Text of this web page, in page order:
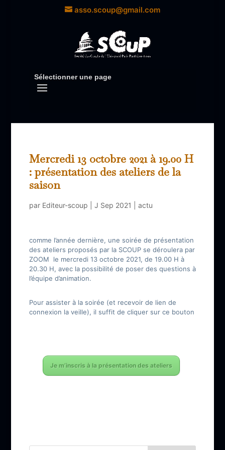
asso.scoup@gmail.com
Sélectionner une page
Mercredi 13 octobre 2021 à 19.00 H
: présentation des ateliers de la
saison
par Editeur-scoup J Sep 2021 actu
comme l’année dernière, une soirée de présentation
des ateliers proposés par la SCOUP se déroulera par
ZOOM le mercredi 13 octobre 2021, de 19.00 H à
20.30 H, avec la possibilité de poser des questions à
l’équipe d’animation.
Pour assister à la soirée (et recevoir de lien de
connexion la veille), il suffit de cliquer sur ce bouton
Je m’inscris à la présentation des ateliers